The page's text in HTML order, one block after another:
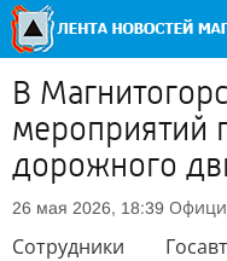
В
мероприятий
дорожного
26 мая 2026, 18:39
Сотрудники